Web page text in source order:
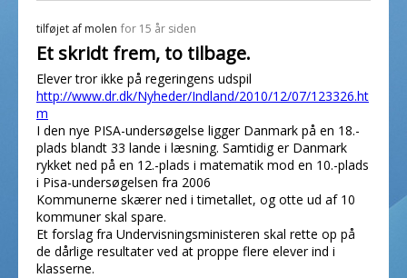
tilføjet af molen for 15 år siden
Et skridt frem, to tilbage.
Elever tror ikke på regeringens udspil
http://www.dr.dk/Nyheder/Indland/2010/12/07/123326.ht
m
I den nye PISA-undersøgelse ligger Danmark på en 18.-
plads blandt 33 lande i læsning. Samtidig er Danmark
rykket ned på en 12.-plads i matematik mod en 10.-plads
i Pisa-undersøgelsen fra 2006
Kommunerne skærer ned i timetallet, og otte ud af 10
kommuner skal spare.
Et forslag fra Undervisningsministeren skal rette op på
de dårlige resultater ved at proppe flere elever ind i
klasserne.